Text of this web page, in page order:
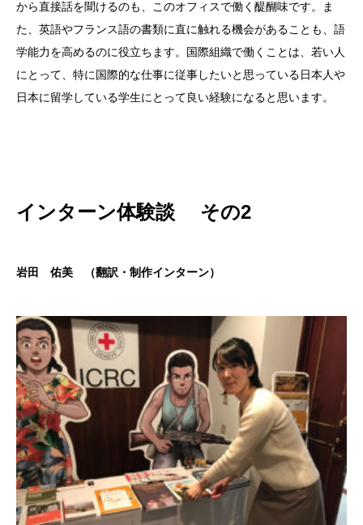
から直接話を聞けるのも、このオフィスで働く醍醐味です。ま
た、英語やフランス語の書類に直に触れる機会があることも、語
学能力を高めるのに役立ちます。国際組織で働くことは、若い人
にとって、特に国際的な仕事に従事したいと思っている日本人や
日本に留学している学生にとって良い経験になると思います。
インターン体験談 その2
岩田 佑美 （翻訳・制作インターン）